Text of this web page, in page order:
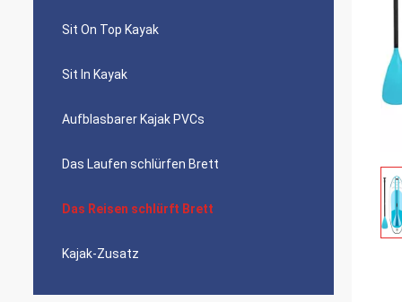
Sit On Top Kayak
Sit In Kayak
Aufblasbarer Kajak PVCs
Das Laufen schlürfen Brett
Das Reisen schlürft Brett
Kajak-Zusatz